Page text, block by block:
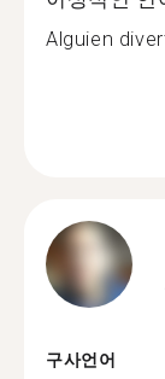
Alguien
구사언어